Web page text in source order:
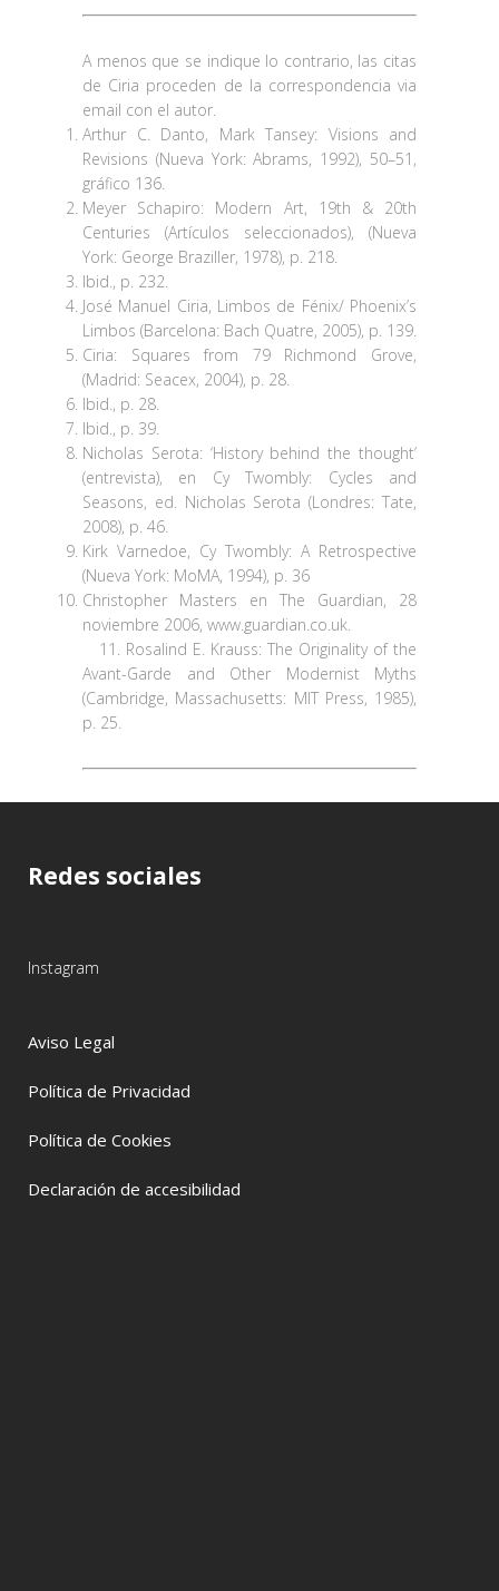
A menos que se indique lo contrario, las citas
de Ciria proceden de la correspondencia via
email con el autor.
Arthur C. Danto, Mark Tansey: Visions and
Revisions (Nueva York: Abrams, 1992), 50–51,
gráfico 136.
Meyer Schapiro: Modern Art, 19th & 20th
Centuries (Artículos seleccionados), (Nueva
York: George Braziller, 1978), p. 218.
Ibid., p. 232.
José Manuel Ciria, Limbos de Fénix/ Phoenix’s
Limbos (Barcelona: Bach Quatre, 2005), p. 139.
Ciria: Squares from 79 Richmond Grove,
(Madrid: Seacex, 2004), p. 28.
Ibid., p. 28.
Ibid., p. 39.
Nicholas Serota: ‘History behind the thought’
(entrevista), en Cy Twombly: Cycles and
Seasons, ed. Nicholas Serota (Londres: Tate,
2008), p. 46.
Kirk Varnedoe, Cy Twombly: A Retrospective
(Nueva York: MoMA, 1994), p. 36
Christopher Masters en The Guardian, 28
noviembre 2006, www.guardian.co.uk.
11. Rosalind E. Krauss: The Originality of the
Avant-Garde and Other Modernist Myths
(Cambridge, Massachusetts: MIT Press, 1985),
p. 25.
Redes sociales
Instagram
Aviso Legal
Política de Privacidad
Política de Cookies
Declaración de accesibilidad